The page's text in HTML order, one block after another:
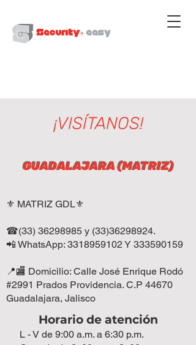
¡VISÍTANOS!
GUADALAJARA (MATRIZ)
⚜️ MATRIZ GDL⚜️
☎(33) 36298985 y (33)36298924.
📲 WhatsApp: 3318959102 Y 333590159
📍🏬 Domicilio: Calle José Enrique Rodó
#2991 Prados Providencia. C.P 44670
Guadalajara, Jalisco
Horario de atención
L - V de 9:00 a.m. a 6:30 p.m.